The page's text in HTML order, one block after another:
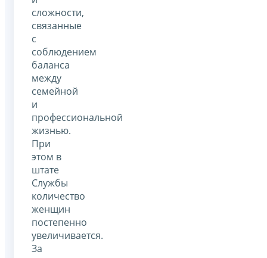
сложности,
связанные
с
соблюдением
баланса
между
семейной
и
профессиональной
жизнью.
При
этом в
штате
Службы
количество
женщин
постепенно
увеличивается.
За